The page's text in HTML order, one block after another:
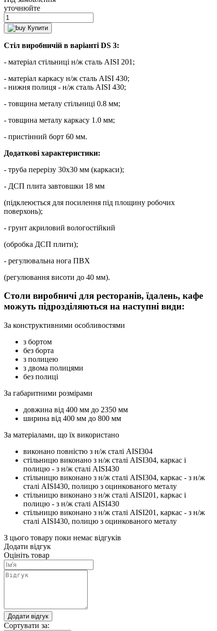
уточнюйте
Купити
Стіл виробничій в варіанті DS 3:
- матеріал стільниці н/ж сталь AISI 201;
- матеріал каркасу н/ж сталь AISI 430;
- нижня полиця - н/ж сталь AISI 430;
- товщина металу стільниці 0.8 мм;
- товщина металу каркасу 1.0 мм;
- пристінний борт 60 мм.
Додаткові характеристики:
- труба перерізу 30х30 мм (каркаси);
- ДСП плита завтовшки 18 мм
(підклеюється для посилення під площину робочих
поверхонь);
- грунт акриловий вологостійкий
(обробка ДСП плити);
- регулювальна нога ПВХ
(регулювання висоти до 40 мм).
Столи виробничі для ресторанів, їдалень, кафе
можуть підрозділяються на наступні види:
За конструктивними особливостями
з бортом
без борта
з полицею
з двома полицями
без полиці
За габаритними розмірами
довжина від 400 мм до 2350 мм
ширина від 400 мм до 800 мм
За матеріалами, що їх використано
виконано повністю з н/ж сталі AISI304
стільницю виконано з н/ж сталі AISI304, каркас і
полицю - з н/ж сталі AISI430
стільницю виконано з н/ж сталі AISI304, каркас - з н/ж
сталі AISI430, полицю з оцинкованого металу
стільницю виконано з н/ж сталі AISI201, каркас і
полицю - з н/ж сталі AISI430
стільницю виконано з н/ж сталі AISI201, каркас - з н/ж
сталі AISI430, полицю з оцинкованого металу
З цього товару поки немає відгуків
Додати відгук
Оцініть товар
Сортувати за: